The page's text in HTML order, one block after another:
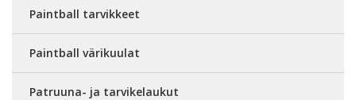
Paintball tarvikkeet
Paintball värikuulat
Patruuna- ja tarvikelaukut